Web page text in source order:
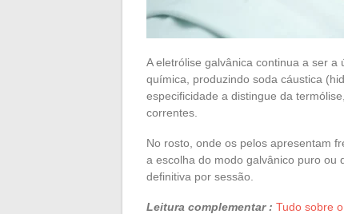
A eletrólise galvânica continua a ser
química, produzindo soda cáustica
especificidade a distingue da
correntes.
No rosto, onde os pelos apresentam
a escolha do modo galvânico puro ou
definitiva por sessão.
Leitura complementar : Tudo sobre